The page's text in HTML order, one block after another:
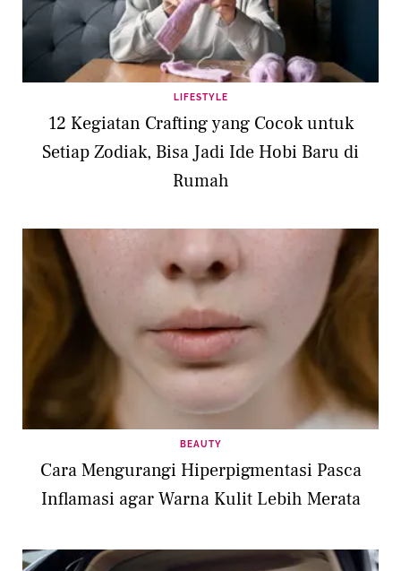
LIFESTYLE
12 Kegiatan Crafting yang Cocok untuk
Setiap Zodiak, Bisa Jadi Ide Hobi Baru di
Rumah
BEAUTY
Cara Mengurangi Hiperpigmentasi Pasca
Inflamasi agar Warna Kulit Lebih Merata